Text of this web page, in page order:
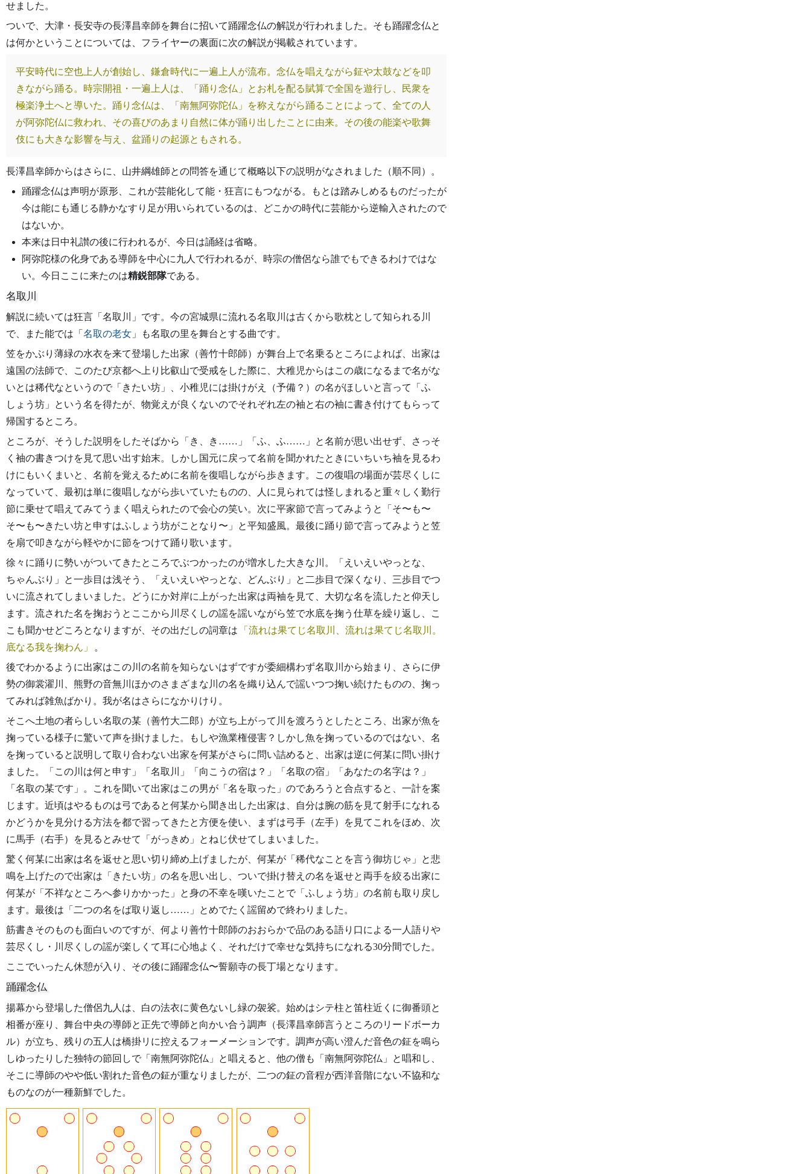
せました。
ついで、大津・長安寺の長澤昌幸師を舞台に招いて踊躍念仏の解説が行われました。そも踊躍念仏と
は何かということについては、フライヤーの裏面に次の解説が掲載されています。
平安時代に空也上人が創始し、鎌倉時代に一遍上人が流布。念仏を唱えながら鉦や太鼓などを叩
きながら踊る。時宗開祖・一遍上人は、「踊り念仏」とお札を配る賦算で全国を遊行し、民衆を
極楽浄土へと導いた。踊り念仏は、「南無阿弥陀仏」を称えながら踊ることによって、全ての人
が阿弥陀仏に救われ、その喜びのあまり自然に体が踊り出したことに由来。その後の能楽や歌舞
伎にも大きな影響を与え、盆踊りの起源ともされる。
長澤昌幸師からはさらに、山井綱雄師との問答を通じて概略以下の説明がなされました（順不同）。
踊躍念仏は声明が原形、これが芸能化して能・狂言にもつながる。もとは踏みしめるものだったが
今は能にも通じる静かなすり足が用いられているのは、どこかの時代に芸能から逆輸入されたので
はないか。
本来は日中礼讃の後に行われるが、今日は誦経は省略。
阿弥陀様の化身である導師を中心に九人で行われるが、時宗の僧侶なら誰でもできるわけではな
い。今日ここに来たのは精鋭部隊である。
名取川
解説に続いては狂言「名取川」です。今の宮城県に流れる名取川は古くから歌枕として知られる川
で、また能では「 名取の老女 」も名取の里を舞台とする曲です。
笠をかぶり薄緑の水衣を来て登場した出家（善竹十郎師）が舞台上で名乗るところによれば、出家は
遠国の法師で、このたび京都へ上り比叡山で受戒をした際に、大稚児からはこの歳になるまで名がな
いとは稀代なというので「きたい坊」、小稚児には掛けがえ（予備？）の名がほしいと言って「ふ
しょう坊」という名を得たが、物覚えが良くないのでそれぞれ左の袖と右の袖に書き付けてもらって
帰国するところ。
ところが、そうした説明をしたそばから「き、き……」「ふ、ふ……」と名前が思い出せず、さっそ
く袖の書きつけを見て思い出す始末。しかし国元に戻って名前を聞かれたときにいちいち袖を見るわ
けにもいくまいと、名前を覚えるために名前を復唱しながら歩きます。この復唱の場面が芸尽くしに
なっていて、最初は単に復唱しながら歩いていたものの、人に見られては怪しまれると重々しく勤行
節に乗せて唱えてみてうまく唱えられたので会心の笑い。次に平家節で言ってみようと「そ〜も〜
そ〜も〜きたい坊と申すはふしょう坊がことなり〜」と平知盛風。最後に踊り節で言ってみようと笠
を扇で叩きながら軽やかに節をつけて踊り歌います。
徐々に踊りに勢いがついてきたところでぶつかったのが増水した大きな川。「えいえいやっとな、
ちゃんぶり」と一歩目は浅そう、「えいえいやっとな、どんぶり」と二歩目で深くなり、三歩目でつ
いに流されてしまいました。どうにか対岸に上がった出家は両袖を見て、大切な名を流したと仰天し
ます。流された名を掬おうとここから川尽くしの謡を謡いながら笠で水底を掬う仕草を繰り返し、こ
こも聞かせどころとなりますが、その出だしの詞章は
流れは果てじ名取川、流れは果てじ名取川。
底なる我を掬わん
。
後でわかるように出家はこの川の名前を知らないはずですが委細構わず名取川から始まり、さらに伊
勢の御裳濯川、熊野の音無川ほかのさまざまな川の名を織り込んで謡いつつ掬い続けたものの、掬っ
てみれば雑魚ばかり。我が名はさらになかりけり。
そこへ土地の者らしい名取の某（善竹大二郎）が立ち上がって川を渡ろうとしたところ、出家が魚を
掬っている様子に驚いて声を掛けました。もしや漁業権侵害？しかし魚を掬っているのではない、名
を掬っていると説明して取り合わない出家を何某がさらに問い詰めると、出家は逆に何某に問い掛け
ました。「この川は何と申す」「名取川」「向こうの宿は？」「名取の宿」「あなたの名字は？」
「名取の某です」。これを聞いて出家はこの男が「名を取った」のであろうと合点すると、一計を案
じます。近頃はやるものは弓であると何某から聞き出した出家は、自分は腕の筋を見て射手になれる
かどうかを見分ける方法を都で習ってきたと方便を使い、まずは弓手（左手）を見てこれをほめ、次
に馬手（右手）を見るとみせて「がっきめ」とねじ伏せてしまいました。
驚く何某に出家は名を返せと思い切り締め上げましたが、何某が「稀代なことを言う御坊じゃ」と悲
鳴を上げたので出家は「きたい坊」の名を思い出し、ついで掛け替えの名を返せと両手を絞る出家に
何某が「不祥なところへ参りかかった」と身の不幸を嘆いたことで「ふしょう坊」の名前も取り戻し
ます。最後は「二つの名をば取り返し……」とめでたく謡留めで終わりました。
筋書きそのものも面白いのですが、何より善竹十郎師のおおらかで品のある語り口による一人語りや
芸尽くし・川尽くしの謡が楽しくて耳に心地よく、それだけで幸せな気持ちになれる30分間でした。
ここでいったん休憩が入り、その後に踊躍念仏〜誓願寺の長丁場となります。
踊躍念仏
揚幕から登場した僧侶九人は、白の法衣に黄色ないし緑の袈裟。始めはシテ柱と笛柱近くに御番頭と
相番が座り、舞台中央の導師と正先で導師と向かい合う調声（長澤昌幸師言うところのリードボーカ
ル）が立ち、残りの五人は橋掛リに控えるフォーメーションです。調声が高い澄んだ音色の鉦を鳴ら
しゆったりした独特の節回しで「南無阿弥陀仏」と唱えると、他の僧も「南無阿弥陀仏」と唱和し、
そこに導師のやや低い割れた音色の鉦が重なりましたが、二つの鉦の音程が西洋音階にない不協和な
ものなのが一種新鮮でした。